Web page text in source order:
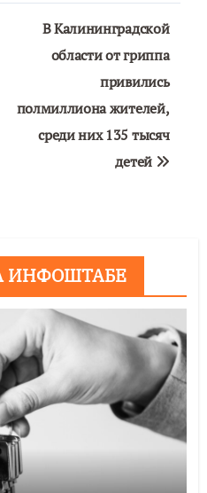
В Калининградской
области от гриппа
привились
полмиллиона жителей,
среди них 135 тысяч
детей
ИНФОШТАБЕ